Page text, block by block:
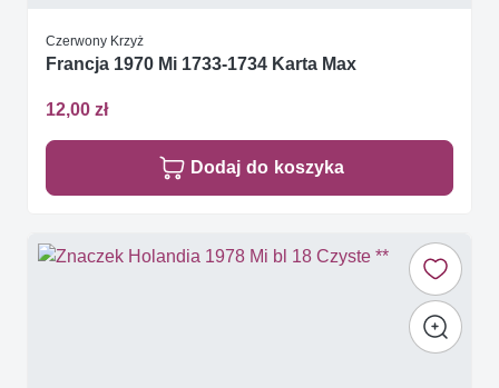
Czerwony Krzyż
Francja 1970 Mi 1733-1734 Karta Max
12,00 zł
Dodaj do koszyka